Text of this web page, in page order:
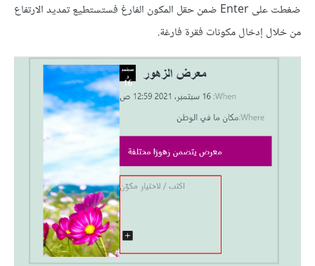
ضغطت على Enter ضمن حقل المكون الفارغ فستستطيع تمديد الارتفاع
من خلال إدخال مكونات فقرة فارغة.